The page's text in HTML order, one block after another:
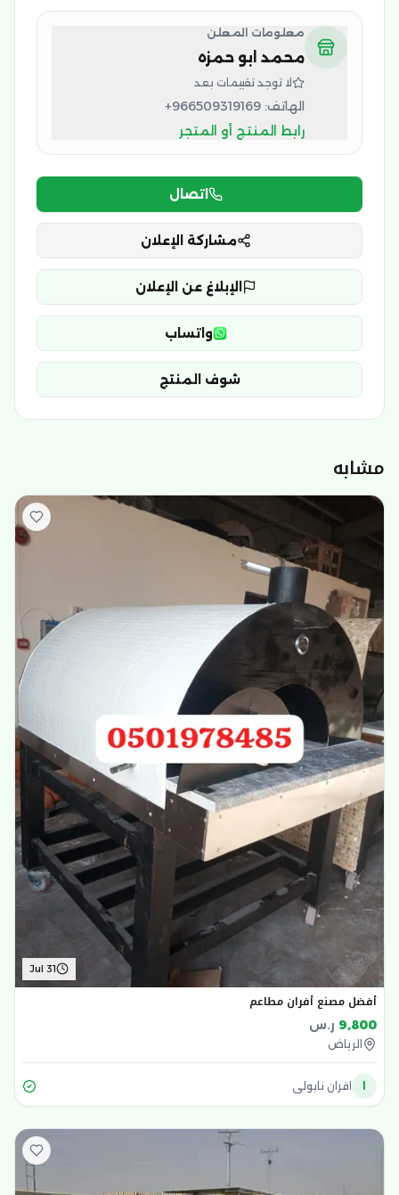
معلومات المعلن
محمد ابو حمزه
لا توجد تقييمات بعد
الهاتف: +966509319169
رابط المنتج أو المتجر
اتصال
مشاركة الإعلان
الإبلاغ عن الإعلان
واتساب
شوف المنتج
مشابه
Jul 31
أفضل مصنع أفران مطاعم
9,800 ر.س
الرياض
ا افران نابولي